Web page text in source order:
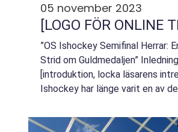
05 november 2023
[LOGO FÖR ONLINE
”OS Ishockey Semifinal Herrar:
Strid om Guldmedaljen” Inledning
[introduktion, locka läsarens
Ishockey har länge varit en av
och under OS kan spänningen nå